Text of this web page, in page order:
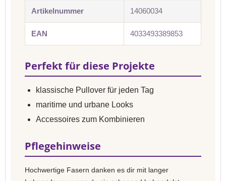
Artikelnummer 14060034
EAN 4033493389853
Perfekt für diese Projekte
klassische Pullover für jeden Tag
maritime und urbane Looks
Accessoires zum Kombinieren
Pflegehinweise
Hochwertige Fasern danken es dir mit langer